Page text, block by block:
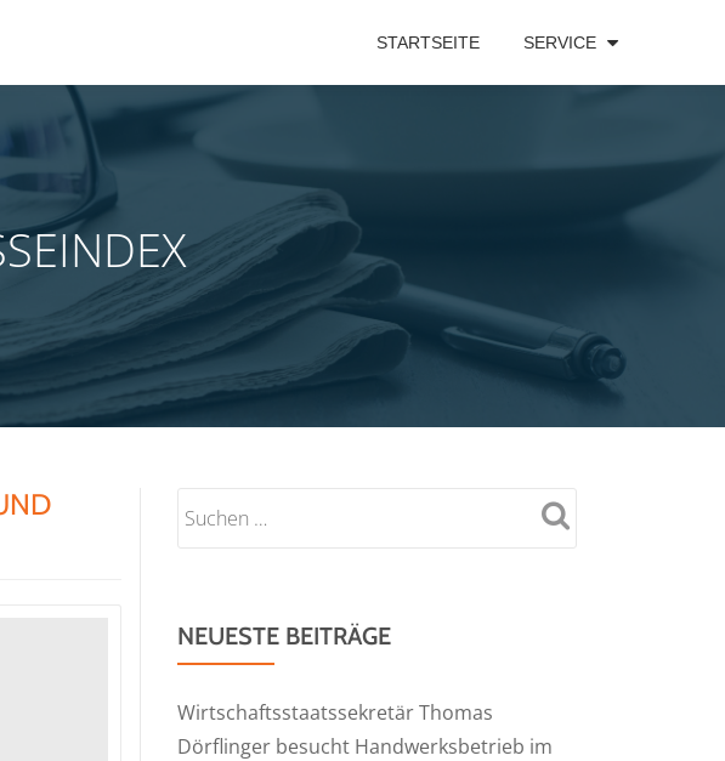
STARTSEITE SERVICE
NEUESTE BEITRÄGE
Wirtschaftsstaatssekretär Thomas
Dörflinger besucht Handwerksbetrieb im